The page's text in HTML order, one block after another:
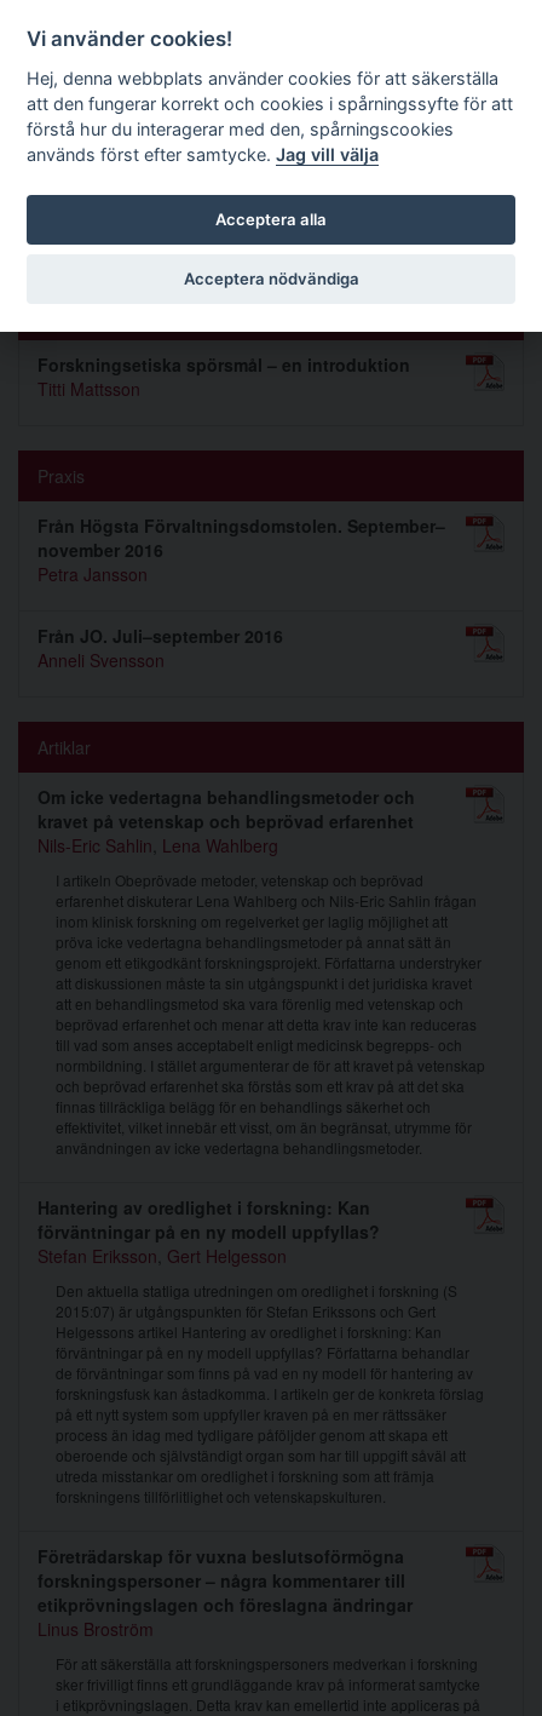
Förvaltningsrättslig tidskrift
Sök
Nummer 2017 1
Forskningsetiska spörsmål – en introduktion
Titti Mattsson
Praxis
Från Högsta Förvaltningsdomstolen. September–
november 2016
Petra Jansson
Från JO. Juli–september 2016
Anneli Svensson
Artiklar
Om icke vedertagna behandlingsmetoder och
kravet på vetenskap och beprövad erfarenhet
Nils-Eric Sahlin, Lena Wahlberg
I artikeln Obeprövade metoder, vetenskap och beprövad
erfarenhet diskuterar Lena Wahlberg och Nils-Eric Sahlin frågan
inom klinisk forskning om regelverket ger laglig möjlighet att
pröva icke vedertagna behandlingsmetoder på annat sätt än
genom ett etikgodkänt forskningsprojekt. Författarna understryker
att diskussionen måste ta sin utgångspunkt i det juridiska kravet
att en behandlingsmetod ska vara förenlig med vetenskap och
beprövad erfarenhet och menar att detta krav inte kan reduceras
till vad som anses acceptabelt enligt medicinsk begrepps- och
normbildning. I stället argumenterar de för att kravet på vetenskap
och beprövad erfarenhet ska förstås som ett krav på att det ska
finnas tillräckliga belägg för en behandlings säkerhet och
effektivitet, vilket innebär ett visst, om än begränsat, utrymme för
användningen av icke vedertagna behandlingsmetoder.
Hantering av oredlighet i forskning: Kan
förväntningar på en ny modell uppfyllas?
Stefan Eriksson, Gert Helgesson
Den aktuella statliga utredningen om oredlighet i forskning (S
2015:07) är utgångspunkten för Stefan Erikssons och Gert
Helgessons artikel Hantering av oredlighet i forskning: Kan
förväntningar på en ny modell uppfyllas? Författarna behandlar
de förväntningar som finns på vad en ny modell för hantering av
forskningsfusk kan åstadkomma. I artikeln ger de konkreta förslag
på ett nytt system som uppfyller kraven på en mer rättssäker
process än idag med tydligare påföljder genom att skapa ett
oberoende och självständigt organ som har till uppgift såväl att
utreda misstankar om oredlighet i forskning som att främja
forskningens tillförlitlighet och vetenskapskulturen.
Företrädarskap för vuxna beslutsoförmögna
forskningspersoner – några kommentarer till
etikprövningslagen och föreslagna ändringar
Linus Broström
För att säkerställa att forskningspersoners medverkan i forskning
sker frivilligt finns ett grundläggande krav på informerat samtycke
i etikprövningslagen. Detta krav kan emellertid inte appliceras på
Vi använder cookies!
Hej, denna webbplats använder cookies för att säkerställa
att den fungerar korrekt och cookies i spårningssyfte för att
förstå hur du interagerar med den, spårningscookies
används först efter samtycke.Jag vill välja
Acceptera alla
Acceptera nödvändiga